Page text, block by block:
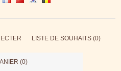
LISTE DE SOUHAITS (0)
(0)